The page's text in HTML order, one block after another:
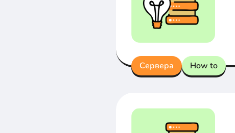
Сервера How to